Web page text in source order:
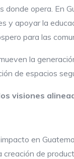
donde opera. En
y apoyar la
para las
la
de espacios
visiones
en
de